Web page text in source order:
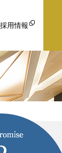
採用情報